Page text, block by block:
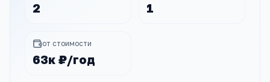
2 1
от стоимости
63к ₽/год